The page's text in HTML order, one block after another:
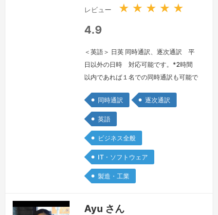
レビュー ★ ★ ★ ★ ★
4.9
＜英語＞ 日英 同時通訳、逐次通訳 平
日以外の日時 対応可能です。*2時間
以内であれば１名での同時通訳も可能で
回の場合）内容によってはお引き受けで
きない場合もありますので、お手数です
が、ご予約前に一度ダイレクトメールで
日時、内容、組織名（企業名、団体名）
などご連絡いただきますよう、よろしく
お願いします。なお急な場合でも空いて
おりますかぎり通訳お引き受けしたく、
同時通訳 逐次通訳
英語
ビジネス全般
IT・ソフトウェア
製造・工業
Ayu さん